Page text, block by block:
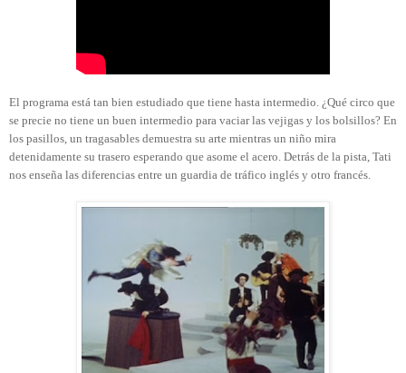
El programa está tan bien estudiado que tiene hasta intermedio. ¿Qué circo que
se precie no tiene un buen intermedio para vaciar las vejigas y los bolsillos? En
los pasillos, un tragasables demuestra su arte mientras un niño mira
detenidamente su trasero esperando que asome el acero. Detrás de la pista, Tati
nos enseña las diferencias entre un guardia de tráfico inglés y otro francés.